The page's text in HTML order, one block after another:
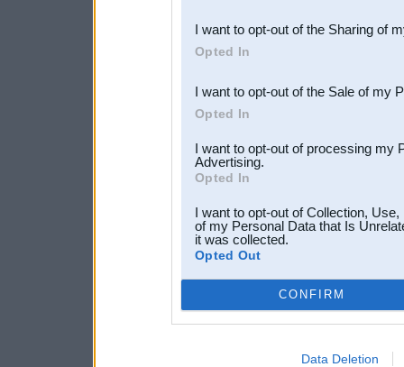
Downstream Participants
third parties.
I want to opt-out of the Sharing of
Opted In
I want to opt-out of the Sale of my
Opted In
I want to opt-out of processing my
Advertising.
Opted In
I want to opt-out of Collection,
of my Personal Data that Is
it was collected.
Opted Out
CONFIRM
Data Deletion